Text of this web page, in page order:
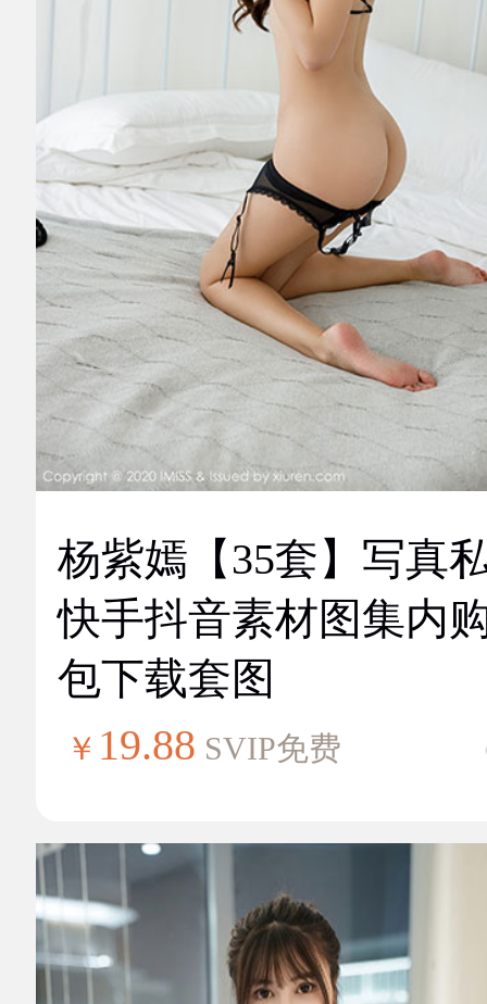
杨紫嫣【35套】写真
快手抖音素材图集内
包下载套图
￥ 19.88 SVIP免费